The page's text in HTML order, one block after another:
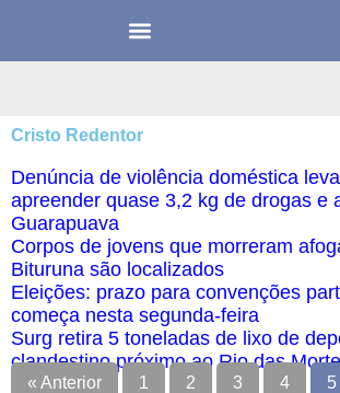
Cristo Redentor
Denúncia de violência doméstica
apreender quase 3,2 kg de drogas e
Guarapuava
Corpos de jovens que morreram
Bituruna são localizados
Eleições: prazo para convenções
começa nesta segunda-feira
Surg retira 5 toneladas de lixo de
clandestino próximo ao Rio das
« Anterior 1 2 3 4 5